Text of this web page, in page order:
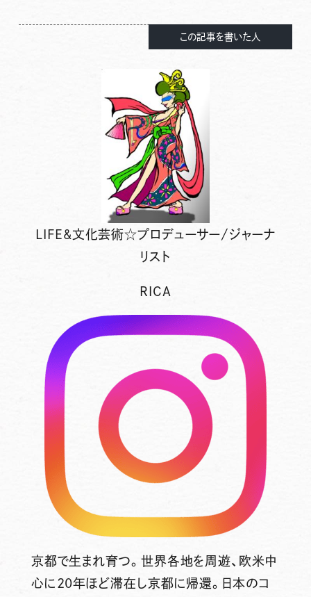
この記事を書いた人
LIFE&文化芸術☆プロデューサー/ジャーナ
リスト
RICA
京都で生まれ育つ。世界各地を周遊、欧米中
心に20年ほど滞在し京都に帰還。日本のコ